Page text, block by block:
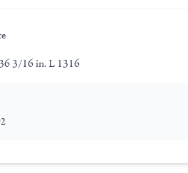
3/16 in. L 1316